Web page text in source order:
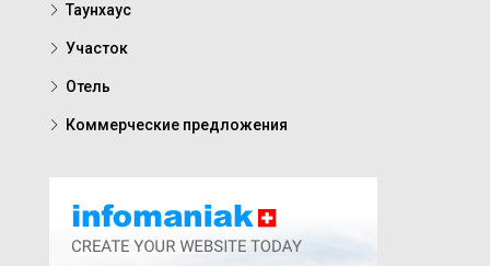
Таунхаус
Участок
Отель
Коммерческие предложения